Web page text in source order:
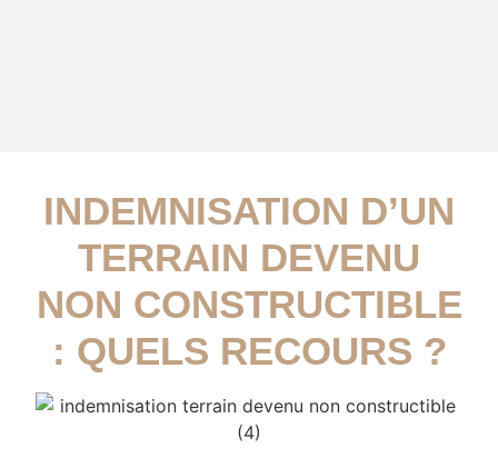
INDEMNISATION D’UN
TERRAIN DEVENU
NON CONSTRUCTIBLE
: QUELS RECOURS ?